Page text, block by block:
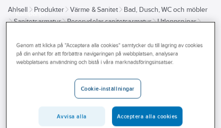
Kampanjer
Branscher
Tjänster
Ahlsell Produkter Värme & Sanitet
Bad, Dusch, WC och möbler
Sanitetsarmatur
Reservdelar sanitetsarmatur
Utloppspipar
Utloppspipar för badkarsblandare
du ett noga utvalt sortiment av sanitetsarmatur som innefattar allt
från vattenutkastare till blandare. För oss är det viktigt med pålitliga
Genom att klicka på "Acceptera alla cookies" samtycker du till lagring av cookies
på din enhet för att förbättra navigeringen på webbplatsen, analysera
webbplatsens användning och bistå i våra marknadsföringsinsatser.
Cookie-inställningar
Avvisa alla Acceptera alla cookies